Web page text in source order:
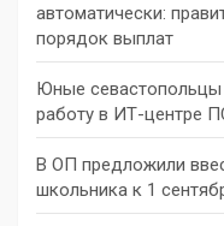
автоматически:
порядок выплат
Юные севастопольцы
работу в ИТ-центре
В ОП предложили
школьника к 1